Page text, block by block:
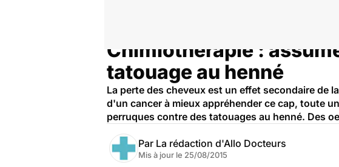
Chimiothérapie :
tatouage au henné
La perte des cheveux est un effet secondaire de
d'un cancer à mieux appréhender ce cap, toute
perruques contre des tatouages au henné. Des
Par La rédaction d'Allo Docteurs
Mis à jour le 25/08/2015